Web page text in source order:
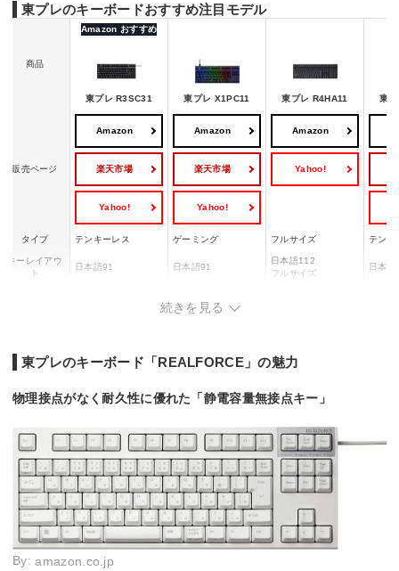
東プレのキーボードおすすめ注目モデル
商品
Amazon おすすめ
東プレ R3SC31 東プレ X1PC11 東プレ R4HA11 東
販売ページ
Amazon
楽天市場
Yahoo!
Amazon
楽天市場
Yahoo!
Amazon
Yahoo!
タイプ テンキーレス ゲーミング フルサイズ テンキ
キーレイアウ
ト
日本語91 日本語91
日本語112
フルサイズ
日本語
続きを見る
東プレのキーボード「REALFORCE」の魅力
物理接点がなく耐久性に優れた「静電容量無接点キー」
By:amazon.co.jp